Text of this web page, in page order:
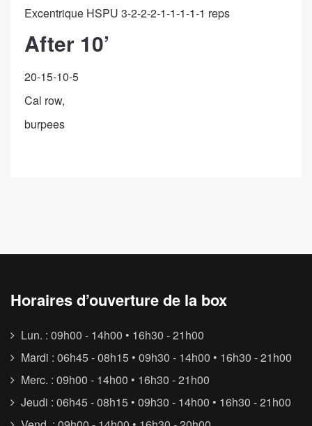
Excentrique HSPU 3-2-2-2-1-1-1-1-1 reps
After 10’
20-15-10-5
Cal row,
burpees
Horaires d’ouverture de la box
Lun. : 09h00 - 14h00 • 16h30 - 21h00
Mardi : 06h45 - 08h15 • 09h30 - 14h00 • 16h30 - 21h00
Merc. : 09h00 - 14h00 • 16h30 - 21h00
Jeudi : 06h45 - 08h15 • 09h30 - 14h00 • 16h30 - 21h00